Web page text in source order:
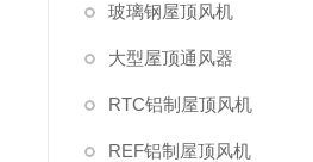
玻璃钢屋顶风机
大型屋顶通风器
RTC铝制屋顶风机
REF铝制屋顶风机